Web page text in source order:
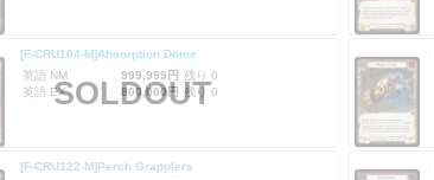
[F-CRU104-M]Absorption Dome
英語 NM
999,999円 残り 0
英語 EX
800,000円 残り 0
SOLDOUT
[F-CRU122-M]Perch Grapplers